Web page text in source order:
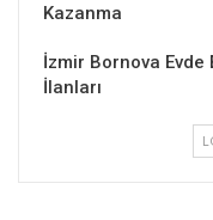
Kazanma
İzmir Bornova Evde
İlanları